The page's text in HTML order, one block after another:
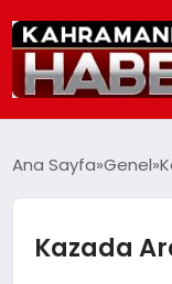
SIYASET
EĞITIM
Ana Sayfa Genel
Kazada